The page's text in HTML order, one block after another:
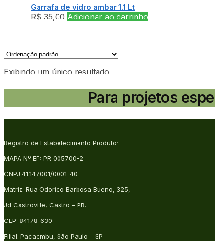
Garrafa de vidro ambar 1.1 Lt
R$ 35,00 Adicionar ao carrinho
Exibindo um único resultado
Para projetos
Registro de Estabelecimento Produtor
MAPA Nº EP: PR 005700-2
CNPJ 41.147.001/0001-40
Matriz: Rua Odorico Barbosa Bueno, 325,
Jd Castroville, Castro – PR.
CEP: 84178-630
Filial: Pacaembu, São Paulo – SP